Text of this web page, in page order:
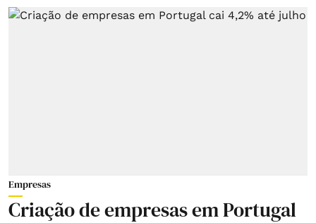
Empresas
Criação de empresas em Portugal